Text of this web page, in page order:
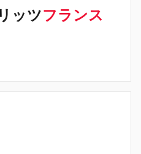
ッツフランス